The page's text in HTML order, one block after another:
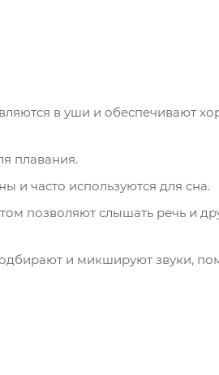
в уши и обеспечивают
плавания.
часто используются для сна.
позволяют слышать речь и
и микшируют звуки,